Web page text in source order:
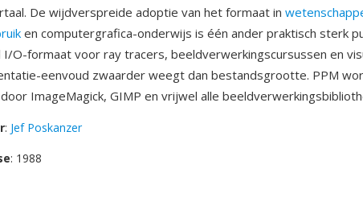
De wijdverspreide adoptie van het formaat in
en computergrafica-onderwijs is één ander praktisch sterk
I/O-formaat voor ray tracers, beeldverwerkingscursussen en
eenvoud zwaarder weegt dan bestandsgrootte. PPM
ImageMagick, GIMP en vrijwel alle
: Jef Poskanzer
: 1988